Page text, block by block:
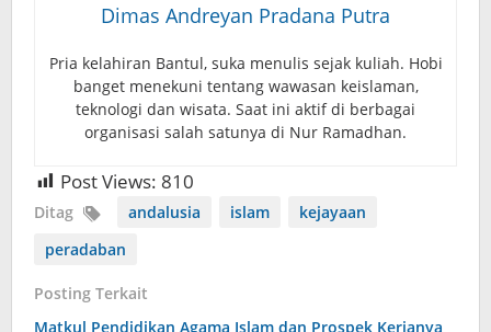
Dimas Andreyan Pradana Putra
Pria kelahiran Bantul, suka menulis sejak kuliah. Hobi
banget menekuni tentang wawasan keislaman,
teknologi dan wisata. Saat ini aktif di berbagai
organisasi salah satunya di Nur Ramadhan.
Post Views: 810
Ditag andalusia islam
kejayaan
peradaban
Posting Terkait
Matkul Pendidikan Agama Islam dan Prospek Kerjanya